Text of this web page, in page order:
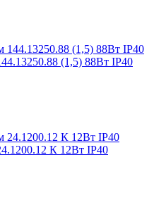
(1,5) 88Вт IP40
К 12Вт IP40